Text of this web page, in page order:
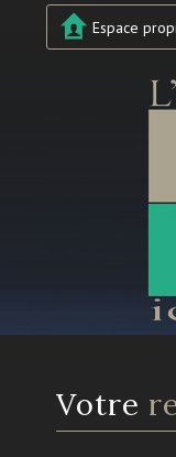
Espace
votre